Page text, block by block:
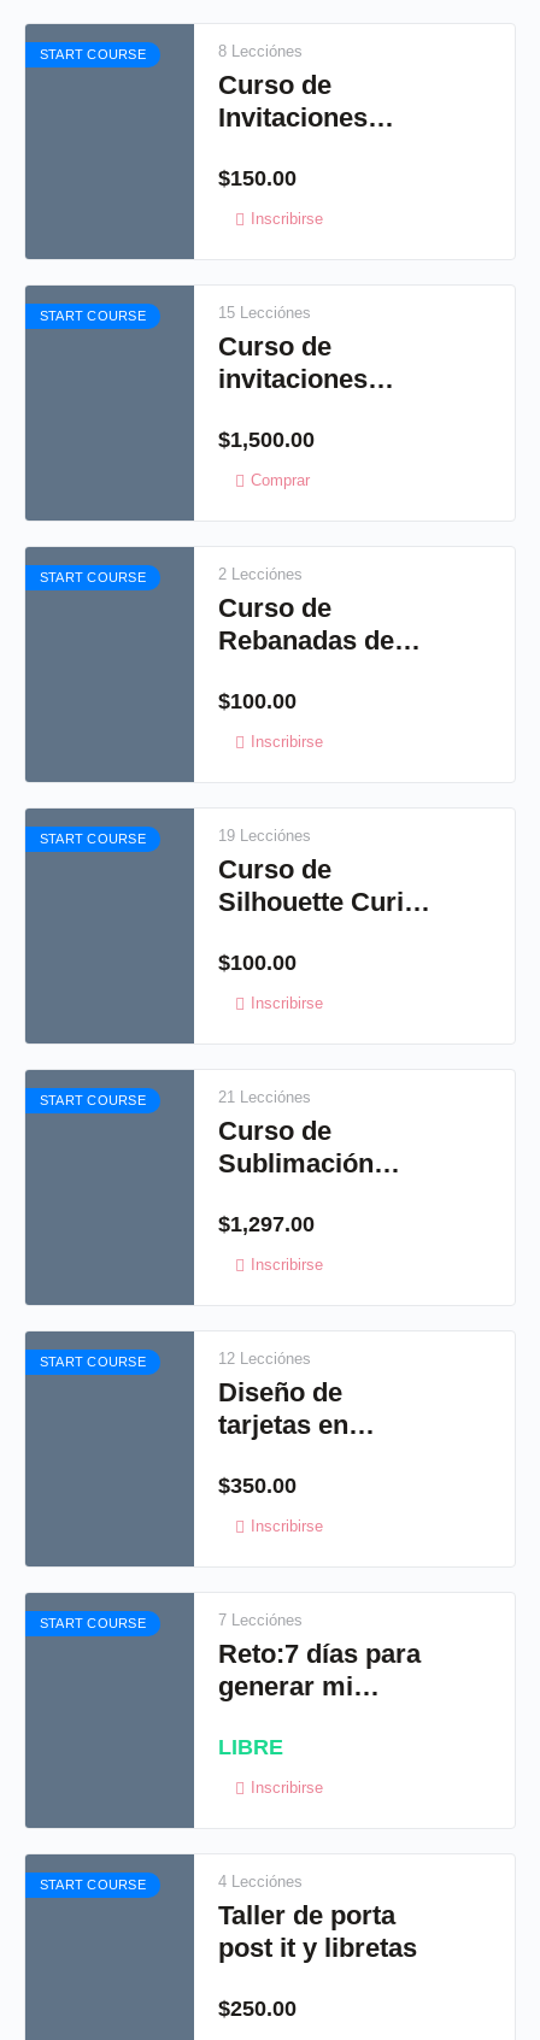
START COURSE 8 Lecciónes
Curso de
Invitaciones
$150.00
Inscribirse
START COURSE 15 Lecciónes
Curso de
invitaciones
Shabby chic
$1,500.00
Comprar
START COURSE 2 Lecciónes
Curso de
Rebanadas de
$100.00
Inscribirse
START COURSE 19 Lecciónes
Curso de
Silhouette Curio
$100.00
Inscribirse
START COURSE 21 Lecciónes
Curso de
Sublimación
$1,297.00
Inscribirse
START COURSE 12 Lecciónes
Diseño de
tarjetas en
propias
invitaciones
$350.00
Inscribirse
START COURSE 7 Lecciónes
Reto:7 días para
generar mi
LIBRE
Inscribirse
START COURSE 4 Lecciónes
Taller de porta
post it y libretas
$250.00